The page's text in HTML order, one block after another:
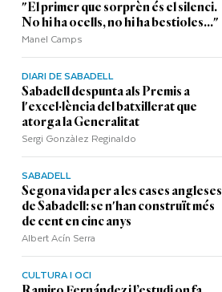
"El primer que sorprèn és el silenci.
No hi ha ocells, no hi ha bestioles..."
Manel Camps
DIARI DE SABADELL
Sabadell despunta als Premis a
l'excel·lència del batxillerat que
atorga la Generalitat
Sergi Gonzàlez Reginaldo
SABADELL
Segona vida per a les cases angleses
de Sabadell: se n'han construït més
de cent en cinc anys
Albert Acín Serra
CULTURA I OCI